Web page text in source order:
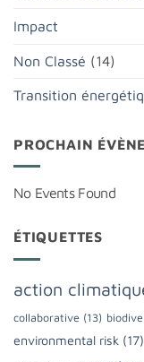
Impact
Non Classé (14)
Transition
PROCHAIN
No Events Found
ÉTIQUETTES
action
collaborative (13)
environmental risk (17)